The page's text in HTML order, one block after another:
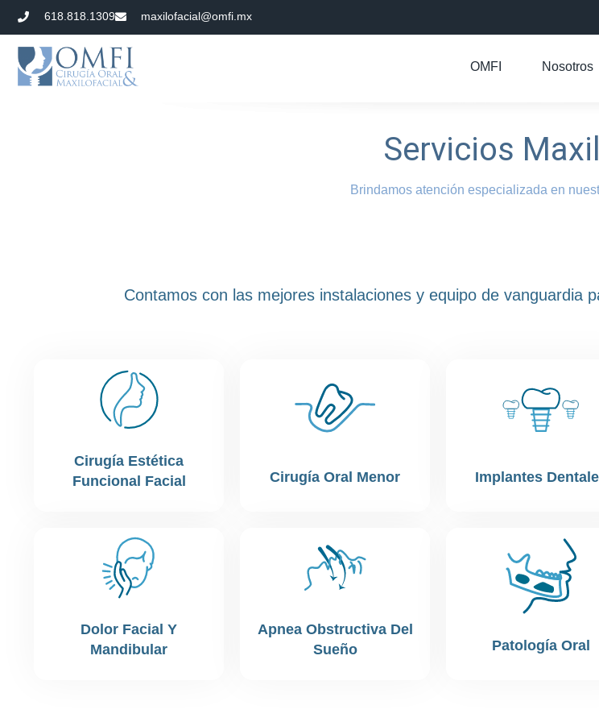
618.818.1309 maxilofacial@omfi.mx
OMFI Nosotros
Servicios
Brindamos atención especializada en
Contamos con las mejores instalaciones y equipo de vanguardia
Cirugía Estética
Funcional Facial
Cirugía Oral Menor Implantes
Dolor Facial Y
Mandibular
Apnea Obstructiva Del
Sueño
Patología Oral